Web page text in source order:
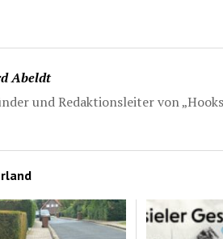
Abeldt
und Redaktionsleiter von